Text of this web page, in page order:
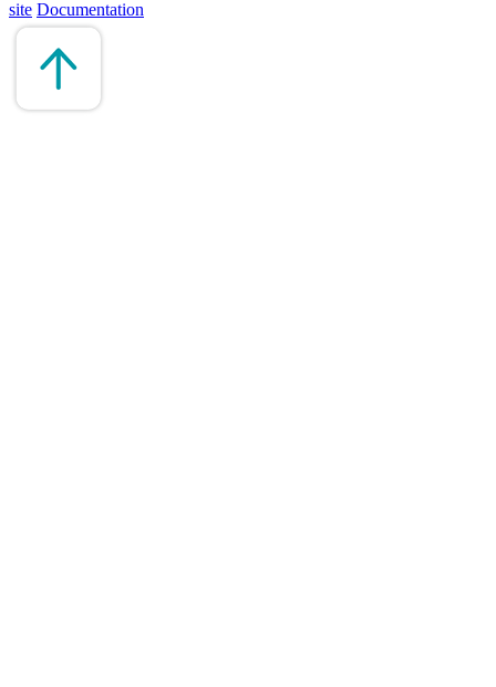
site Documentation